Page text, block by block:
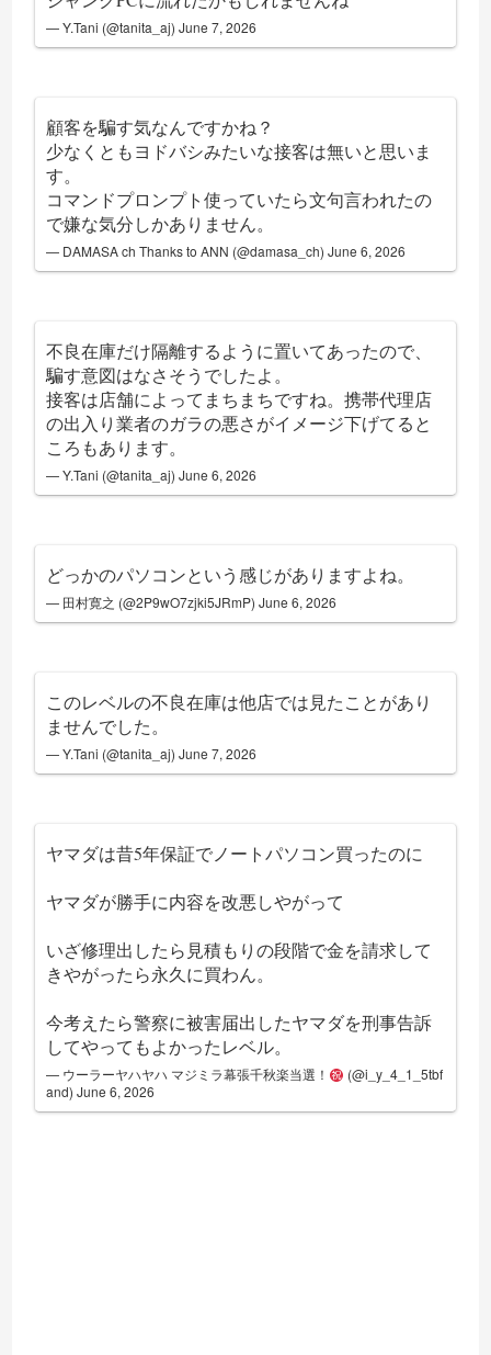
— Y.Tani (@tanita_aj)June 7, 2026
顧客を騙す気なんですかね？
少なくともヨドバシみたいな接客は無いと思いま
す。
コマンドプロンプト使っていたら文句言われたの
で嫌な気分しかありません。
— DAMASA ch Thanks to ANN (@damasa_ch)June 6, 2026
不良在庫だけ隔離するように置いてあったので、
騙す意図はなさそうでしたよ。
接客は店舗によってまちまちですね。携帯代理店
の出入り業者のガラの悪さがイメージ下げてると
ころもあります。
— Y.Tani (@tanita_aj)June 6, 2026
どっかのパソコンという感じがありますよね。
— 田村寛之 (@2P9wO7zjki5JRmP)June 6, 2026
このレベルの不良在庫は他店では見たことがあり
ませんでした。
— Y.Tani (@tanita_aj)June 7, 2026
ヤマダは昔5年保証でノートパソコン買ったのに
ヤマダが勝手に内容を改悪しやがって
いざ修理出したら見積もりの段階で金を請求して
きやがったら永久に買わん。
今考えたら警察に被害届出したヤマダを刑事告訴
してやってもよかったレベル。
— ウーラーヤハヤハ マジミラ幕張千秋楽当選！
(@i_y_4_1_5tbf
and)June 6, 2026